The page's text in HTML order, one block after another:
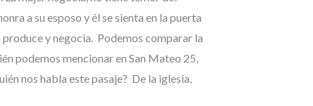
a su esposo y él se sienta en la puerta
y negocia. Podemos comparar la
podemos mencionar en San Mateo 25,
nos habla este pasaje? De la iglesia,